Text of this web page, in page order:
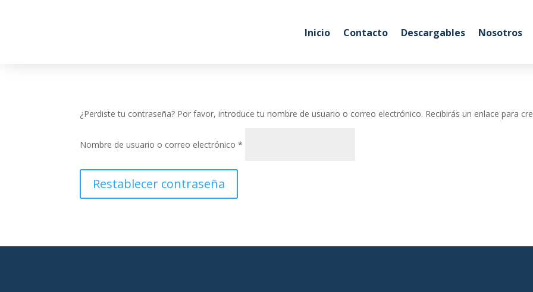
Inicio Contacto Descargables Nosotros
¿Perdiste tu contraseña? Por favor, introduce tu nombre de usuario o correo electrónico. Recibirás un enlace para
Nombre de usuario o correo electrónico*
Restablecer contraseña